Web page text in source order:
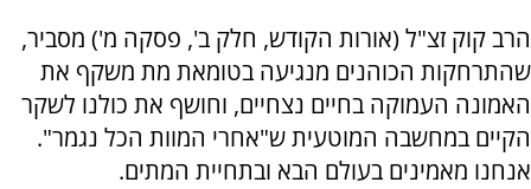
הרב קוק זצ"ל (אורות הקודש, חלק ב', פסקה מ') מסביר,
שהתרחקות הכוהנים מנגיעה בטומאת מת משקף את
האמונה העמוקה בחיים נצחיים, וחושף את כולנו לשקר
הקיים במחשבה המוטעית ש"אחרי המוות הכל נגמר".
אנחנו מאמינים בעולם הבא ובתחיית המתים.